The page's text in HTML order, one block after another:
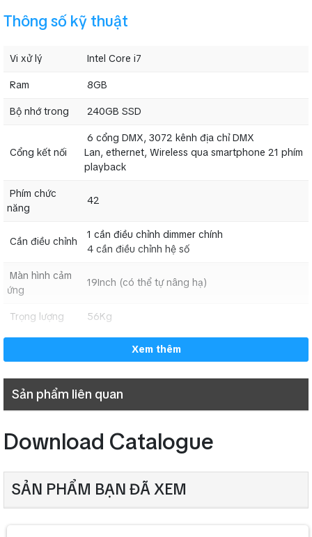
Bộ nhớ trong
240GB SSD
Cổng kết nối
Lan, ethernet, Wireless qua smartphone 21 phím
năng
42
chỉnh
1 cần điều chỉnh dimmer chính
4 cần điều chỉnh hệ số
Trọng lượng 56Kg
Thông số kỹ thuật
Vi xử lý Intel Core i7
Ram 8GB
Bộ nhớ trong 240GB SSD
Cổng kết nối
6 cổng DMX, 3072 kênh địa chỉ DMX
Lan, ethernet, Wireless qua smartphone 21 phím
playback
Phím chức
năng
42
Cần điều chỉnh
1 cần điều chỉnh dimmer chính
4 cần điều chỉnh hệ số
Màn hình cảm
ứng
19Inch (có thể tự nâng hạ)
Trọng lượng 56Kg
Xem thêm
Sản phẩm liên quan
Download Catalogue
SẢN PHẨM BẠN ĐÃ XEM